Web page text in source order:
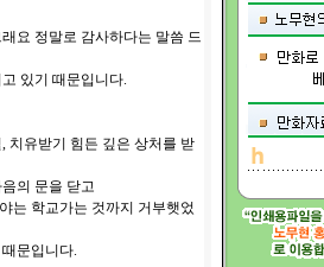
요 정말로 감사하다는 말씀 드
있기 때문입니다.
치유받기 힘든 깊은 상처를 받
의 문을 닫고
는 학교가는 것까지 거부햇었
문입니다.